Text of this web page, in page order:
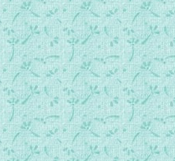
们多结果实.mp3
.mp3
你的救主.mp3
通.mp3